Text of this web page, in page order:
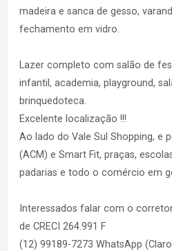
madeira e sanca de gesso,
fechamento em vidro.
Lazer completo com salão de
infantil, academia, playground,
brinquedoteca.
Excelente localização !!!
Ao lado do Vale Sul Shopping, e
(ACM) e Smart Fit, praças,
padarias e todo o comércio em
Interessados falar com o
de CRECI 264.991 F
(12) 99189-7273 WhatsApp